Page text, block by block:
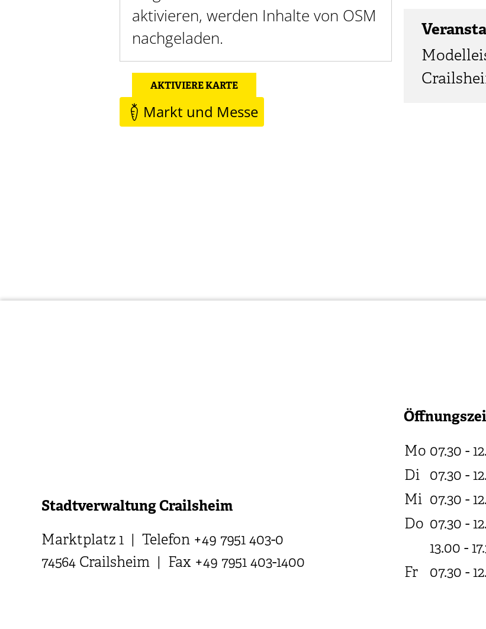
aktivieren, werden Inhalte von OSM
nachgeladen.
AKTIVIERE KARTE
Markt und Messe
Stadtverwaltung Crailsheim
Marktplatz 1 | Telefon +49 7951 403-0
74564 Crailsheim | Fax +49 7951 403-1400
Mo 07.30 -
Di 07.30 -
Mi 07.30 -
Do 07.30 -
13.00 -
Fr
07.30 -